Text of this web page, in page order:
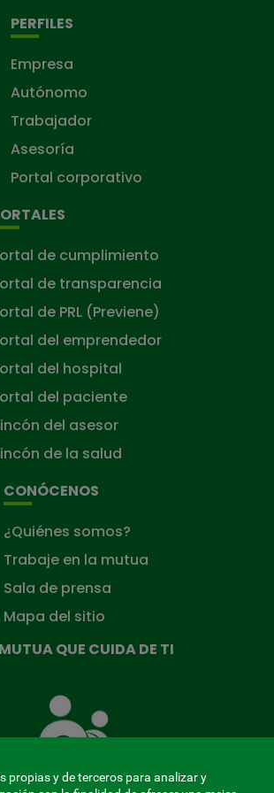
PERFILES
Empresa
Autónomo
Trabajador
Asesoría
Portal corporativo
de cumplimiento
de transparencia
de PRL (Previene)
del emprendedor
del hospital
del paciente
del asesor
de la salud
CONÓCENOS
¿Quiénes somos?
Trabaje en la mutua
Sala de prensa
Mapa del sitio
QUE CUIDA DE TI
Mutua
que
ti
propias y de terceros para analizar y